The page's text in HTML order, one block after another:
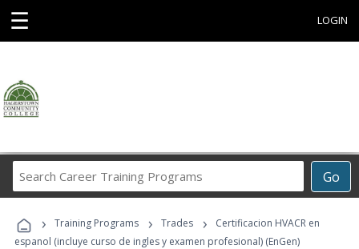
☰ LOGIN
Go
Career
Programs
› Training Programs › Trades ›
Certificacion HVACR en
espanol (incluye curso de ingles y examen profesional) (EnGen)